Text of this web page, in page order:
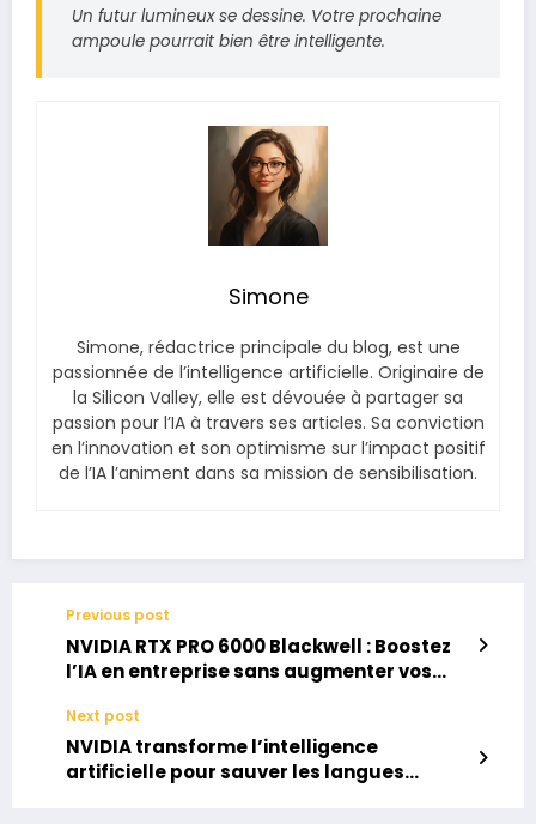
Un futur lumineux se dessine. Votre prochaine
ampoule pourrait bien être intelligente.
Simone
Simone, rédactrice principale du blog, est une
passionnée de l’intelligence artificielle. Originaire de
la Silicon Valley, elle est dévouée à partager sa
passion pour l’IA à travers ses articles. Sa conviction
en l’innovation et son optimisme sur l’impact positif
de l’IA l’animent dans sa mission de sensibilisation.
Previous post
NVIDIA RTX PRO 6000 Blackwell : Boostez
l’IA en entreprise sans augmenter vos
Next post
NVIDIA transforme l’intelligence
artificielle pour sauver les langues